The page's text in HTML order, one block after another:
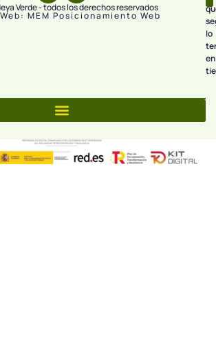
Verde - todos los derechos reservados
MEM Posicionamiento Web
lo
en